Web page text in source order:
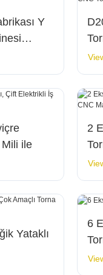
Y
Mili ile
2
Yataklı
6